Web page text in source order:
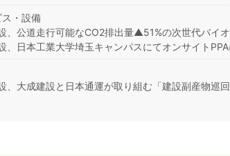
・設備
、公道走行可能なCO2排出量▲51%の次世代バイ
、日本工業大学埼玉キャンパスにてオンサイト
、大成建設と日本通運が取り組む「建設副産物巡